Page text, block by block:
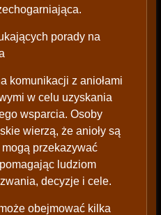
porady na
komunikacji z aniołami
w celu uzyskania
wsparcia. Osoby
wierzą, że anioły są
przekazywać
ludziom
decyzje i cele.
obejmować kilka